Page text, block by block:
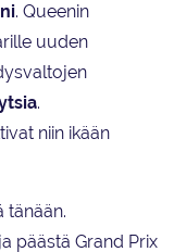
. Queenin
uuden
.
niin ikään
tänään.
päästä Grand Prix